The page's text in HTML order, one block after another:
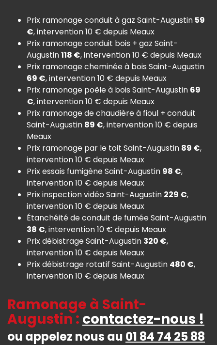
Prix ramonage conduit à gaz Saint-Augustin 59
€, intervention 10 € depuis Meaux
Prix ramonage conduit bois + gaz Saint-
Augustin118 €, intervention 10 € depuis Meaux
Prix ramonage cheminée à bois Saint-Augustin
69 €, intervention 10 € depuis Meaux
Prix ramonage poêle à bois Saint-Augustin 69
€, intervention 10 € depuis Meaux
Prix ramonage de chaudière à fioul + conduit
Saint-Augustin 89 €, intervention 10 € depuis
Meaux
Prix ramonage par le toit Saint-Augustin 89 €,
intervention 10 € depuis Meaux
Prix essais fumigène Saint-Augustin 98 €,
intervention 10 € depuis Meaux
Prix inspection vidéo Saint-Augustin 229 €,
intervention 10 € depuis Meaux
Étanchéité de conduit de fumée Saint-Augustin
38 €, intervention 10 € depuis Meaux
Prix débistrage Saint-Augustin 320 €,
intervention 10 € depuis Meaux
Prix débistrage rotatif Saint-Augustin 480 €,
intervention 10 € depuis Meaux
Ramonage à Saint-
Augustin : contactez-nous !
ou appelez nous au 01 84 74 25 88